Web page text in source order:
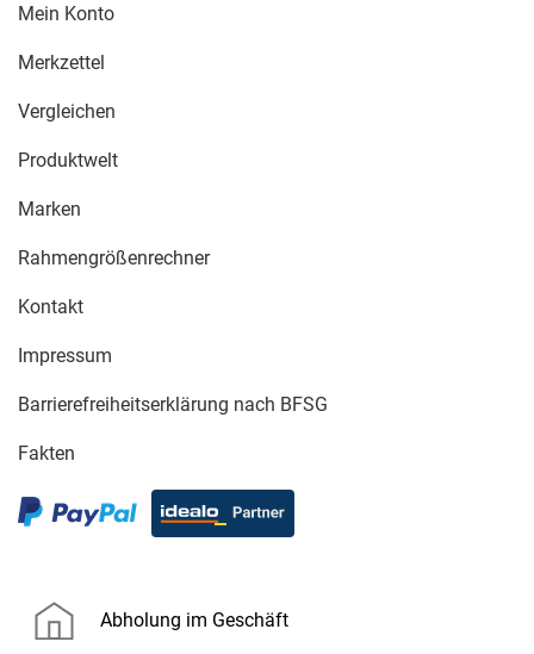
Mein Konto
Merkzettel
Vergleichen
Produktwelt
Marken
Rahmengrößenrechner
Kontakt
Impressum
Barrierefreiheitserklärung nach BFSG
Fakten
Abholung im Geschäft